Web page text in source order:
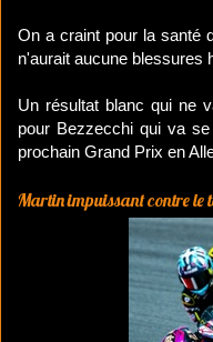
On a craint pour la santé
n'aurait aucune blessures
Un résultat blanc qui ne
pour Bezzecchi qui va
prochain Grand Prix en
Martin impuissant contre le